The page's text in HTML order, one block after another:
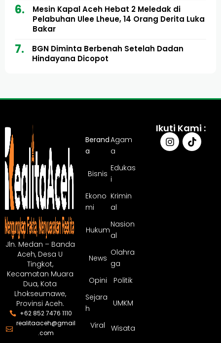
Mesin Kapal Aceh Hebat 2 Meledak di
Pelabuhan Ulee Lheue, 14 Orang Derita Luka
Bakar
BGN Diminta Berbenah Setelah Dadan
Hindayana Dicopot
Jln. Medan – Banda
Aceh, Desa U
Tingkot,
Kecamatan Muara
Dua, Kota
Lhokseumawe,
Provinsi Aceh.
+62 852 7476 1110
realitaaceh@gmail
.com
Berand
a
Agam
a
Bisnis
Edukas
i
Ekono
mi
Krimin
al
Hukum
Nasion
al
News
Olahra
ga
Opini
Politik
Sejara
h
UMKM
Viral Wisata
Ikuti Kami :